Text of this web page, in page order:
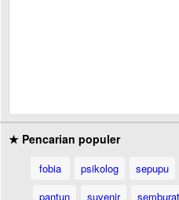
★ Pencarian populer
fobia psikolog sepupu
pantun
suvenir semburat